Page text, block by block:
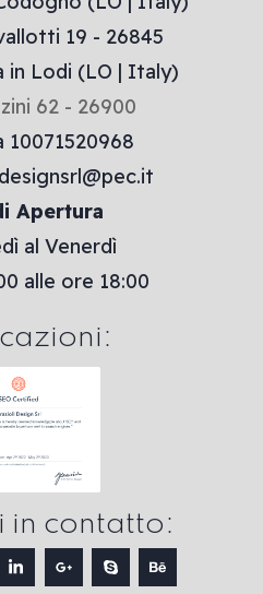
19 - 26845
in Lodi (LO | Italy)
62 - 26900
Apertura
al Venerdì
alle ore 18:00
in contatto: